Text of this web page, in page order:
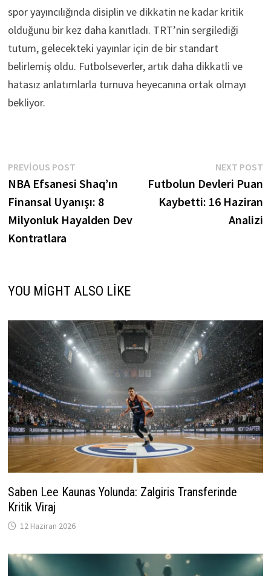
spor yayıncılığında disiplin ve dikkatin ne kadar kritik
olduğunu bir kez daha kanıtladı. TRT’nin sergilediği
tutum, gelecekteki yayınlar için de bir standart
belirlemiş oldu. Futbolseverler, artık daha dikkatli ve
hatasız anlatımlarla turnuva heyecanına ortak olmayı
bekliyor.
Yazı
gezinmesi
PREVIOUS POSTPrevious
post:
NBA Efsanesi Shaq’ın
Finansal Uyanışı: 8
Milyonluk Hayalden Dev
Kontratlara
NEXT POST
Futbolun Devleri Puan
Kaybetti: 16 Haziran
Analizi
YOU MIGHT ALSO LIKE
Saben Lee Kaunas Yolunda: Zalgiris Transferinde
Kritik Viraj
12 Haziran 2026